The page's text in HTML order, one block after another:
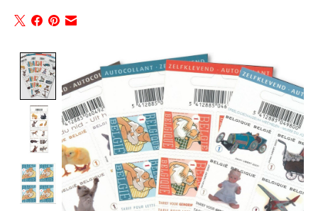
Product image slideshow Items